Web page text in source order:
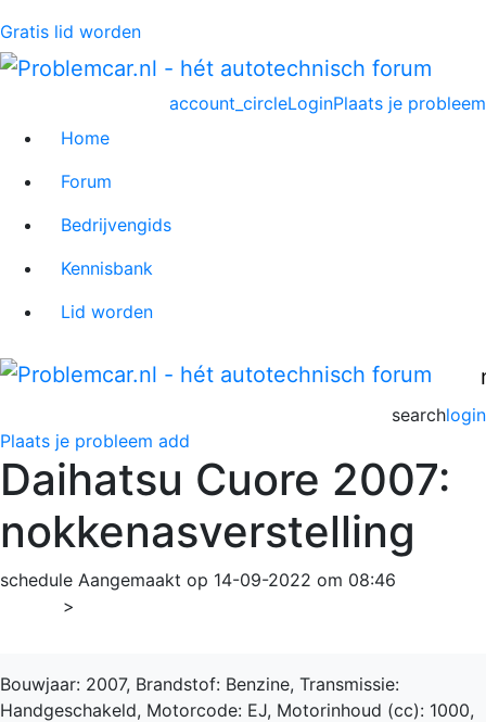
Gratis lid worden
Plaats je probleem
account_circleLogin
Home
Forum
Bedrijvengids
Kennisbank
Lid worden
login
search
Plaats je probleem add
Daihatsu Cuore 2007:
nokkenasverstelling
schedule Aangemaakt op 14-09-2022 om 08:46
>
Bouwjaar: 2007, Brandstof: Benzine, Transmissie:
Handgeschakeld, Motorcode: EJ, Motorinhoud (cc): 1000,